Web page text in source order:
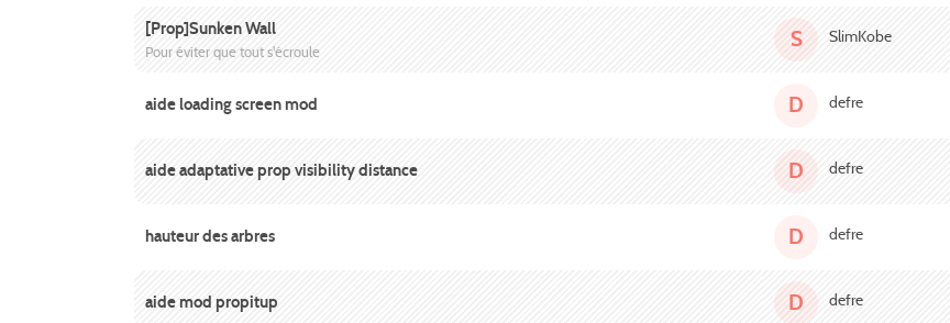
[Prop]Sunken Wall
Pour éviter que tout s'écroule S SlimKobe
aide loading screen mod D defre
aide adaptative prop visibility distance D defre
hauteur des arbres D defre
aide mod propitup D defre